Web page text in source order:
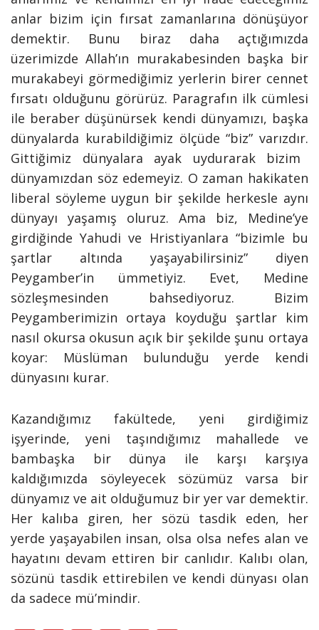
anlar bizim için fırsat zamanlarına dönüşüyor
demektir. Bunu biraz daha açtığımızda
üzerimizde Allah’ın murakabesinden başka bir
murakabeyi görmediğimiz yerlerin birer cennet
fırsatı olduğunu görürüz. Paragrafın ilk cümlesi
ile beraber düşünürsek kendi dünyamızı, başka
dünyalarda kurabildiğimiz ölçüde “biz” varızdır.
Gittiğimiz dünyalara ayak uydurarak bizim
dünyamızdan söz edemeyiz. O zaman hakikaten
liberal söyleme uygun bir şekilde herkesle aynı
dünyayı yaşamış oluruz. Ama biz, Medine’ye
girdiğinde Yahudi ve Hristiyanlara “bizimle bu
şartlar altında yaşayabilirsiniz” diyen
Peygamber’in ümmetiyiz. Evet, Medine
sözleşmesinden bahsediyoruz. Bizim
Peygamberimizin ortaya koyduğu şartlar kim
nasıl okursa okusun açık bir şekilde şunu ortaya
koyar: Müslüman bulunduğu yerde kendi
dünyasını kurar.
Kazandığımız fakültede, yeni girdiğimiz
işyerinde, yeni taşındığımız mahallede ve
bambaşka bir dünya ile karşı karşıya
kaldığımızda söyleyecek sözümüz varsa bir
dünyamız ve ait olduğumuz bir yer var demektir.
Her kalıba giren, her sözü tasdik eden, her
yerde yaşayabilen insan, olsa olsa nefes alan ve
hayatını devam ettiren bir canlıdır. Kalıbı olan,
sözünü tasdik ettirebilen ve kendi dünyası olan
da sadece mü’mindir.